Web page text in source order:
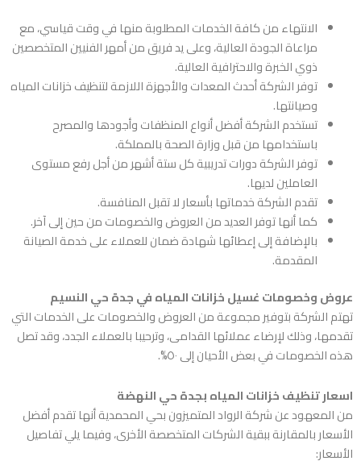
الانتهاء من كافة الخدمات المطلوبة منها في وقت قياسي، مع
مراعاة الجودة العالية، وعلى يد فريق من أمهر الفنيين المتخصصين
ذوي الخبرة والاحترافية العالية.
توفر الشركة أحدث المعدات والأجهزة اللازمة لتنظيف خزانات المياه
وصيانتها.
تستخدم الشركة أفضل أنواع المنظفات وأجودها والمصرح
باستخدامها من قبل وزارة الصحة بالمملكة.
توفر الشركة دورات تدريبية كل ستة أشهر من أجل رفع مستوى
العاملين لديها.
تقدم الشركة خدماتها بأسعار لا تقبل المنافسة.
كما أنها توفر العديد من العروض والخصومات من حين إلى آخر.
بالإضافة إلى إعطائها شهادة ضمان للعملاء على خدمة الصيانة
المقدمة.
عروض وخصوماتغسيل خزانات المياه في جدةحي النسيم
تهتم الشركة بتوفير مجموعة من العروض والخصومات على الخدمات التي
تقدمها، وذلك لإرضاء عملائها القدامى، وترحيبا بالعملاء الجدد، وقد تصل
هذه الخصومات في بعض الأحيان إلى ٥٠%.
اسعار تنظيف خزانات المياهبجدة حي النهضة
من المعهود عن شركة الرواد المتميزون بحي المحمدية أنها تقدم أفضل
الأسعار بالمقارنة ببقية الشركات المتخصصة الأخرى، وفيما يلي تفاصيل
الأسعار: